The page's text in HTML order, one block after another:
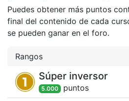
Puedes obtener más puntos
final del contenido de cada
se pueden ganar en el foro.
Rangos
Súper inversor
5.000 puntos